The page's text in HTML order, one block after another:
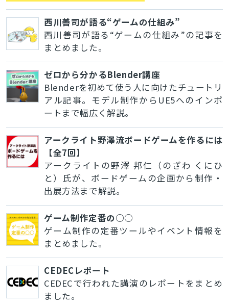
西川善司が語る“ゲームの仕組み”
西川善司が語る“ゲームの仕組み”の記事を
まとめました。
ゼロから分かるBlender講座
Blenderを初めて使う人に向けたチュートリ
アル記事。モデル制作からUE5へのインポ
ートまで幅広く解説。
アークライト野澤流ボードゲームを作るには
【全7回】
アークライトの野澤 邦仁（のざわ くにひ
と）氏が、ボードゲームの企画から制作・
出展方法まで解説。
ゲーム制作定番の○○
ゲーム制作の定番ツールやイベント情報を
まとめました。
CEDECレポート
CEDECで行われた講演のレポートをまとめ
ました。